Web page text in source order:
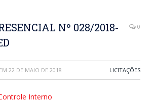
Nº 028/2018-
0
EM 22 DE MAIO DE 2018 LICITAÇÕES
Interno